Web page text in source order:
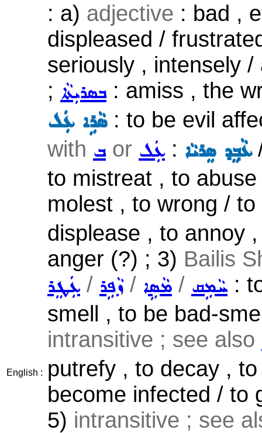
English :
: a) adjective : bad ,
displeased /
seriously , intensely
; ܒܣܪܝܼܬܵܐ: amiss , the
ܣܵܪܹܐ ܥܲܠ: to be evil
with ܒor ܥܲܠ : ܥܵܒ݂ܸܕ ܣܸܪܝܵܐ
to mistreat , to
molest , to wrong /
displease , to annoy
anger (?) ; 3) Bailis
ܥܲܛܸܪ / ܙܵܦܹܪ/ ܡܵܣܹܐ / ܚܵܡܹܩ :
smell , to be bad-
intransitive ; see also
putrefy , to decay ,
become infected / to
5) intransitive ; see